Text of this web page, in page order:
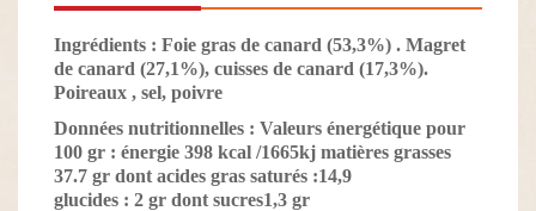
Ingrédients : Foie gras de canard (53,3%) . Magret
de canard (27,1%), cuisses de canard (17,3%).
Poireaux , sel, poivre
Données nutritionnelles : Valeurs énergétique pour
100 gr : énergie 398 kcal /1665kj matières grasses
37.7 gr dont acides gras saturés :14,9
glucides : 2 gr dont sucres1,3 gr